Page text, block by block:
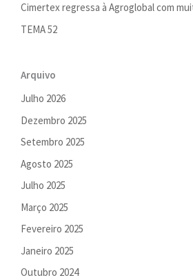
Cimertex regressa à Agroglobal com
TEMA 52
Arquivo
Julho 2026
Dezembro 2025
Setembro 2025
Agosto 2025
Julho 2025
Março 2025
Fevereiro 2025
Janeiro 2025
Outubro 2024